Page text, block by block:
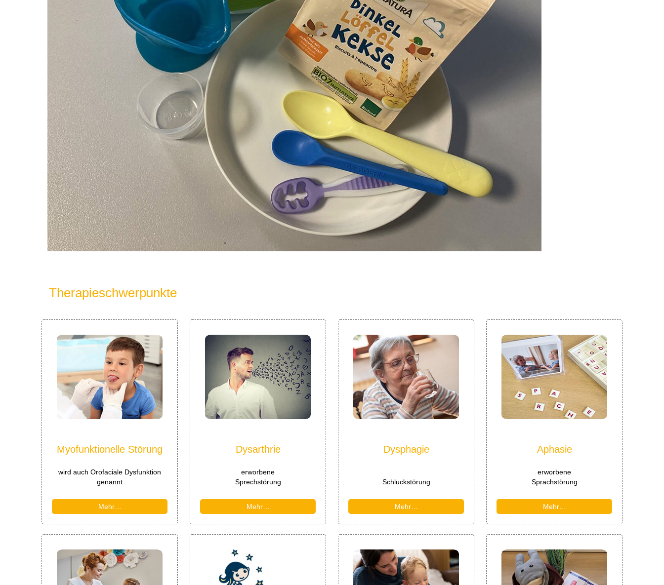
Therapieschwerpunkte
Myofunktionelle Störung
wird auch Orofaciale Dysfunktion
genannt
Mehr…
Dysarthrie
erworbene
Sprechstörung
Mehr…
Dysphagie
Schluckstörung
Mehr…
Aphasie
erworbene
Sprachstörung
Mehr…